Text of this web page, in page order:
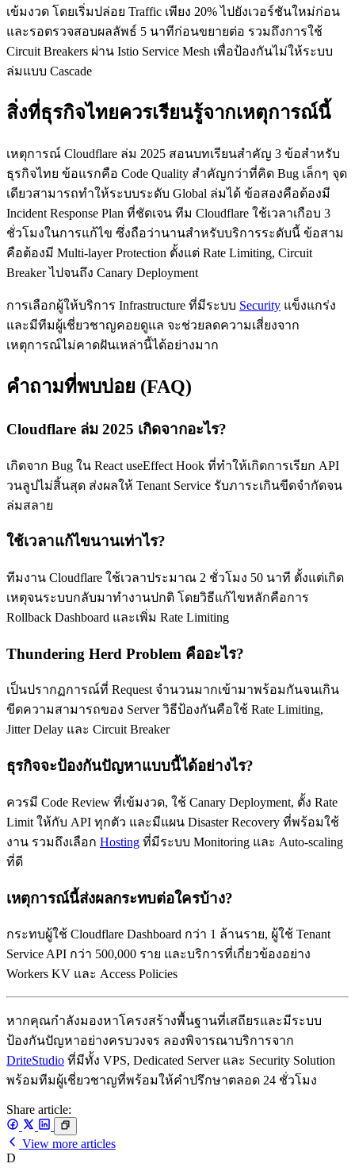
เข้มงวด โดยเริ่มปล่อย Traffic เพียง 20% ไปยังเวอร์ชันใหม่ก่อน
และรอตรวจสอบผลลัพธ์ 5 นาทีก่อนขยายต่อ รวมถึงการใช้
Circuit Breakers ผ่าน Istio Service Mesh เพื่อป้องกันไม่ให้ระบบ
ล่มแบบ Cascade
สิ่งที่ธุรกิจไทยควรเรียนรู้จากเหตุการณ์นี้
เหตุการณ์ Cloudflare ล่ม 2025 สอนบทเรียนสำคัญ 3 ข้อสำหรับ
ธุรกิจไทย ข้อแรกคือ Code Quality สำคัญกว่าที่คิด Bug เล็กๆ จุด
เดียวสามารถทำให้ระบบระดับ Global ล่มได้ ข้อสองคือต้องมี
Incident Response Plan ที่ชัดเจน ทีม Cloudflare ใช้เวลาเกือบ 3
ชั่วโมงในการแก้ไข ซึ่งถือว่านานสำหรับบริการระดับนี้ ข้อสาม
คือต้องมี Multi-layer Protection ตั้งแต่ Rate Limiting, Circuit
Breaker ไปจนถึง Canary Deployment
การเลือกผู้ให้บริการ Infrastructure ที่มีระบบ Security แข็งแกร่ง
และมีทีมผู้เชี่ยวชาญคอยดูแล จะช่วยลดความเสี่ยงจาก
เหตุการณ์ไม่คาดฝันเหล่านี้ได้อย่างมาก
คำถามที่พบบ่อย (FAQ)
Cloudflare ล่ม 2025 เกิดจากอะไร?
เกิดจาก Bug ใน React useEffect Hook ที่ทำให้เกิดการเรียก API
วนลูปไม่สิ้นสุด ส่งผลให้ Tenant Service รับภาระเกินขีดจำกัดจน
ล่มสลาย
ใช้เวลาแก้ไขนานเท่าไร?
ทีมงาน Cloudflare ใช้เวลาประมาณ 2 ชั่วโมง 50 นาที ตั้งแต่เกิด
เหตุจนระบบกลับมาทำงานปกติ โดยวิธีแก้ไขหลักคือการ
Rollback Dashboard และเพิ่ม Rate Limiting
Thundering Herd Problem คืออะไร?
เป็นปรากฏการณ์ที่ Request จำนวนมากเข้ามาพร้อมกันจนเกิน
ขีดความสามารถของ Server วิธีป้องกันคือใช้ Rate Limiting,
Jitter Delay และ Circuit Breaker
ธุรกิจจะป้องกันปัญหาแบบนี้ได้อย่างไร?
ควรมี Code Review ที่เข้มงวด, ใช้ Canary Deployment, ตั้ง Rate
Limit ให้กับ API ทุกตัว และมีแผน Disaster Recovery ที่พร้อมใช้
งาน รวมถึงเลือก Hosting ที่มีระบบ Monitoring และ Auto-scaling
ที่ดี
เหตุการณ์นี้ส่งผลกระทบต่อใครบ้าง?
กระทบผู้ใช้ Cloudflare Dashboard กว่า 1 ล้านราย, ผู้ใช้ Tenant
Service API กว่า 500,000 ราย และบริการที่เกี่ยวข้องอย่าง
Workers KV และ Access Policies
หากคุณกำลังมองหาโครงสร้างพื้นฐานที่เสถียรและมีระบบ
ป้องกันปัญหาอย่างครบวงจร ลองพิจารณาบริการจาก
DriteStudio ที่มีทั้ง VPS, Dedicated Server และ Security Solution
พร้อมทีมผู้เชี่ยวชาญที่พร้อมให้คำปรึกษาตลอด 24 ชั่วโมง
Share article:
View more articles
D